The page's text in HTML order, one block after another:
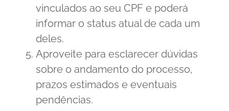
vinculados ao seu CPF e poderá
informar o status atual de cada um
deles.
Aproveite para esclarecer dúvidas
sobre o andamento do processo,
prazos estimados e eventuais
pendências.